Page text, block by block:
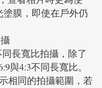
膜，即使在戶外仍
長寬比拍攝，除了
與4:3不同長寬比。
相同的拍攝範圍，若